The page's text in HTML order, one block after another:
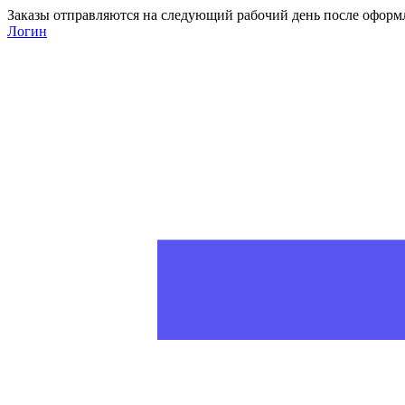
Заказы отправляются на следующий рабочий день после
Логин